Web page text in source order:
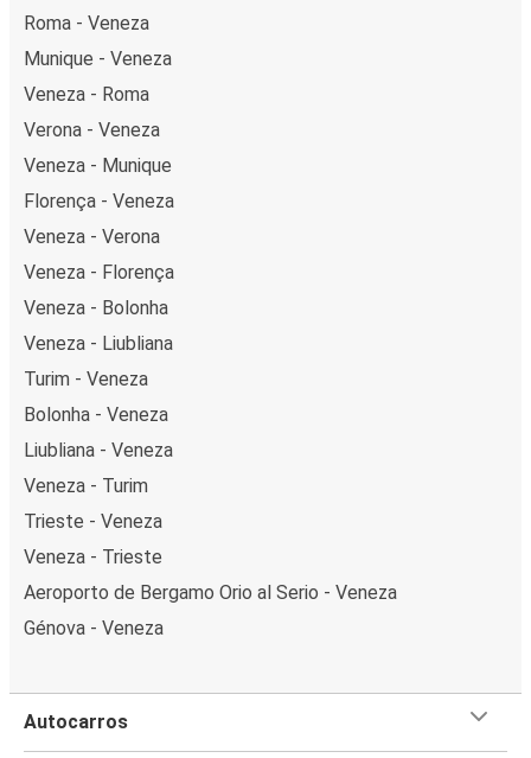
Roma - Veneza
Munique - Veneza
Veneza - Roma
Verona - Veneza
Veneza - Munique
Florença - Veneza
Veneza - Verona
Veneza - Florença
Veneza - Bolonha
Veneza - Liubliana
Turim - Veneza
Bolonha - Veneza
Liubliana - Veneza
Veneza - Turim
Trieste - Veneza
Veneza - Trieste
Aeroporto de Bergamo Orio al Serio - Veneza
Génova - Veneza
Autocarros